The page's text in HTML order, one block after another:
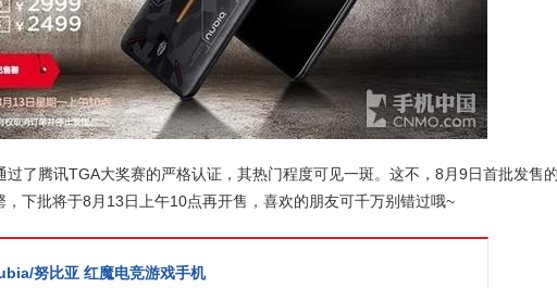
了腾讯TGA大奖赛的严格认证，其热门程度可见一斑。这不，8月9日首批发售
下批将于8月13日上午10点再开售，喜欢的朋友可千万别错过哦~
努比亚 红魔电竞游戏手机